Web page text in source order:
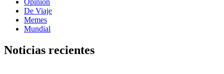
Opinión
De Viaje
Memes
Mundial
Noticias recientes